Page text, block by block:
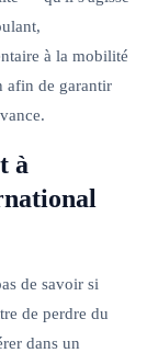
à la mobilité
afin de garantir
à
de savoir si
de perdre du
dans un